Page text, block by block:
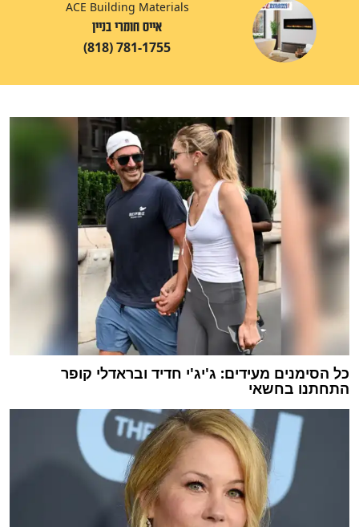
ACE Building Materials
אייס חומרי בניין
(818) 781-1755
כל הסימנים מעידים: ג'יג'י חדיד ובראדלי קופר
התחתנו בחשאי